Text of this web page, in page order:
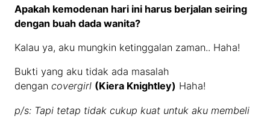
Apakah kemodenan hari ini harus berjalan seiring
dengan buah dada wanita?
Kalau ya, aku mungkin ketinggalan zaman.. Haha!
Bukti yang aku tidak ada masalah
dengancovergirl (Kiera Knightley) Haha!
p/s: Tapi tetap tidak cukup kuat untuk aku membeli